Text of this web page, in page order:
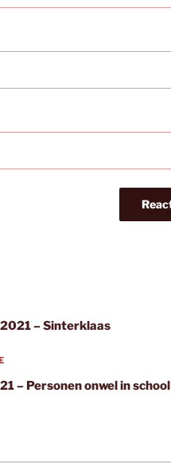
– Sinterklaas
– Personen onwel in school